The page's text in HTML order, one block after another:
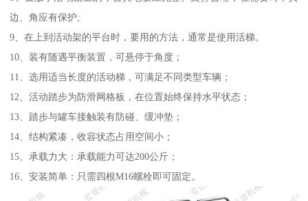
边、角应有保护;
9、在上到活动架的平台时，要用的方法，通常是使用活梯。
10、装有随遇平衡装置，可悬停于角度；
11、选用适当长度的活动梯，可满足不同类型车辆；
12、活动踏步为防滑网格板，在位置始终保持水平状态；
13、踏步与罐车接触装有防碰、缓冲垫；
14、结构紧凑，收容状态占用空间小；
15、承载力大：承载能力可达200公斤；
16、安装简单：只需四根M16螺栓即可固定。